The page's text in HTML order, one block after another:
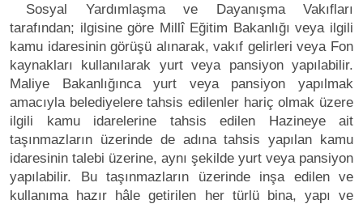
Sosyal Yardımlaşma ve Dayanışma Vakıfları
tarafından; ilgisine göre Millî Eğitim Bakanlığı veya ilgili
kamu idaresinin görüşü alınarak, vakıf gelirleri veya Fon
kaynakları kullanılarak yurt veya pansiyon yapılabilir.
Maliye Bakanlığınca yurt veya pansiyon yapılmak
amacıyla belediyelere tahsis edilenler hariç olmak üzere
ilgili kamu idarelerine tahsis edilen Hazineye ait
taşınmazların üzerinde de adına tahsis yapılan kamu
idaresinin talebi üzerine, aynı şekilde yurt veya pansiyon
yapılabilir. Bu taşınmazların üzerinde inşa edilen ve
kullanıma hazır hâle getirilen her türlü bina, yapı ve